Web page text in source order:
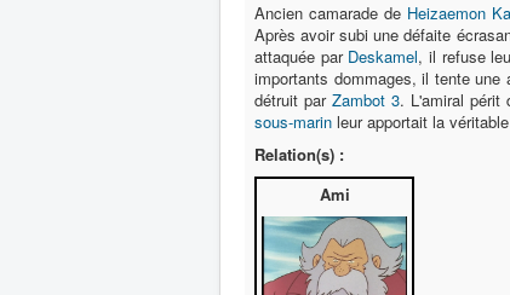
Ancien camarade de Heizaemon
Après avoir subi une défaite
attaquée par Deskamel, il refuse
importants dommages, il tente
détruit parZambot 3. L'amiral périt
sous-marin leur apportait la
Relation(s) :
Ami